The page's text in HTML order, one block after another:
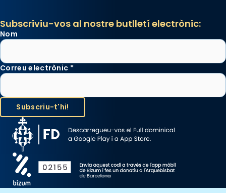
Subscriviu-vos al nostre butlletí electrònic:
Nom
Correu electrònic *